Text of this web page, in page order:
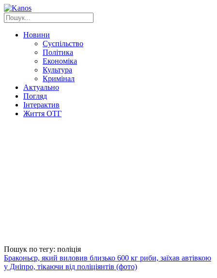
Новини
Суспільство
Політика
Економіка
Культура
Кримінал
Актуально
Погляд
Інтерактив
Життя ОТГ
Пошук по тегу: поліція
Браконьєр, який виловив близько 600 кг риби, заїхав автівкою
у Дніпро, тікаючи від поліціянтів (фото)